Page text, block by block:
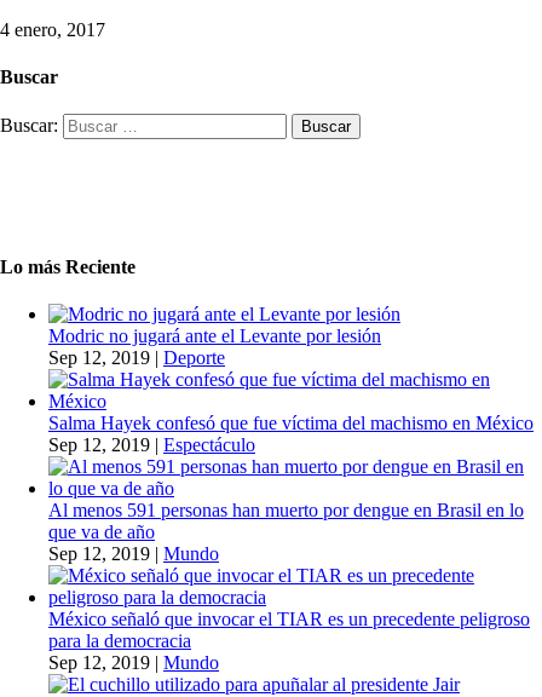
4 enero, 2017
Buscar
Buscar:
Lo más Reciente
Modric no jugará ante el Levante por lesión
Sep 12, 2019 | Deporte
Salma Hayek confesó que fue víctima del machismo en México
Sep 12, 2019 | Espectáculo
Al menos 591 personas han muerto por dengue en Brasil en lo
que va de año
Sep 12, 2019 | Mundo
México señaló que invocar el TIAR es un precedente peligroso
para la democracia
Sep 12, 2019 | Mundo